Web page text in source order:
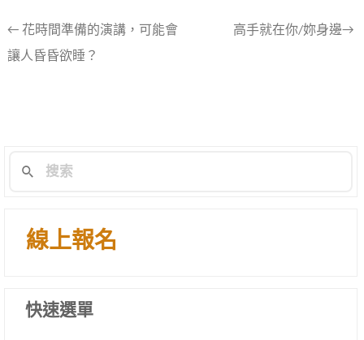
文
章
← 花時間準備的演講，可能會
讓人昏昏欲睡？
高手就在你/妳身邊→
線上報名
快速選單